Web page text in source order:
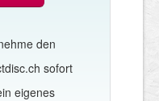
den
sofort
eigenes